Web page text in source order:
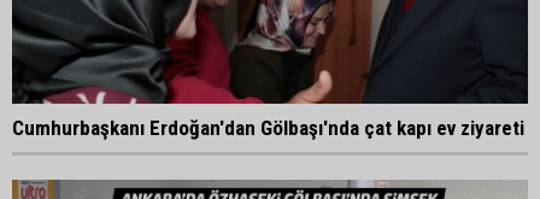
Cumhurbaşkanı Erdoğan'dan Gölbaşı'nda çat kapı ev ziyareti